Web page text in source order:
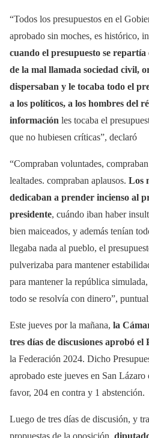
“Todos los presupuestos en el
aprobado sin moches, es histórico,
cuando el presupuesto se
de la mal llamada sociedad civil,
dispersaban y le tocaba todo el
a los políticos, a los hombres del
información les tocaba el
que no hubiesen críticas”, declaró
“Compraban voluntades,
lealtades. compraban aplausos. Los
dedicaban a prender incienso al
presidente, cuándo iban haber
bien maiceados, y además tenían
llegaba nada al pueblo, el
pulverizaba para mantener
para mantener la república
todo se resolvía con dinero”,
Este jueves por la mañana, la
tres días de discusiones aprobó el
la Federación 2024. Dicho
aprobado este jueves en San
favor, 204 en contra y 1 abstención.
Luego de tres días de discusión, y
propuestas de la oposición,